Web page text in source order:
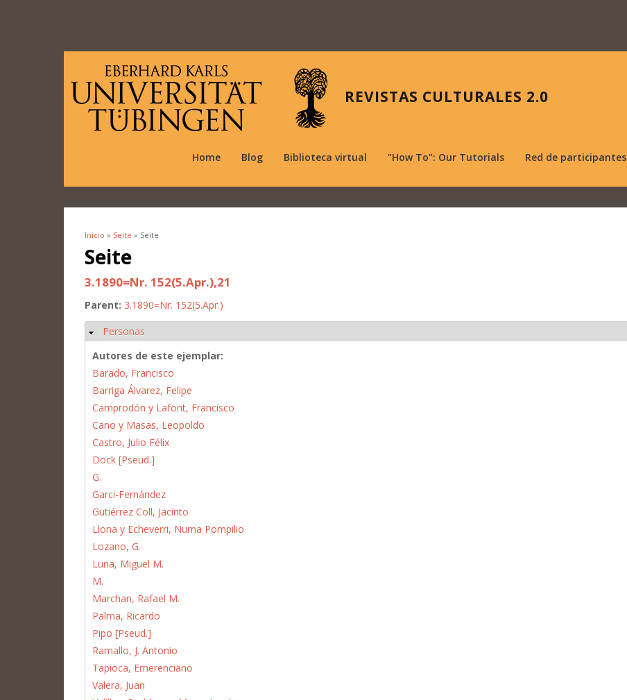
REVISTAS CULTURALES 2.0
Home Blog Biblioteca virtual "How To": Our Tutorials Red de participantes
Se encuentra usted aquí
Inicio » Seite » Seite
Seite
3.1890=Nr. 152(5.Apr.),21
Parent: 3.1890=Nr. 152(5.Apr.)
Ocultar
Personas
Autores de este ejemplar:
Barado, Francisco
Barriga Álvarez, Felipe
Camprodón y Lafont, Francisco
Cano y Masas, Leopoldo
Castro, Julio Félix
Dock [Pseud.]
G.
Garci-Fernández
Gutiérrez Coll, Jacinto
Llona y Echeverri, Numa Pompilio
Lozano, G.
Luna, Miguel M.
M.
Marchan, Rafael M.
Palma, Ricardo
Pipo [Pseud.]
Ramallo, J. Antonio
Tapioca, Emerenciano
Valera, Juan